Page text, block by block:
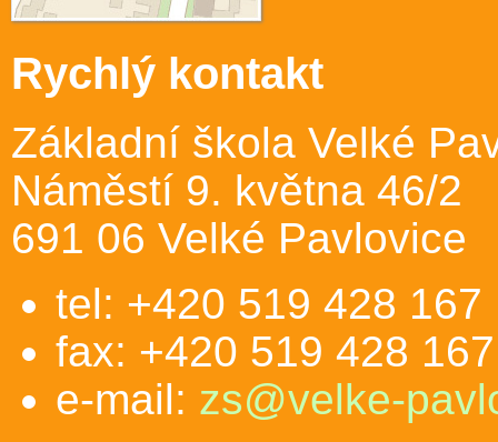
Rychlý kontakt
Základní škola Velké
Náměstí 9. května 46/2
691 06 Velké Pavlovice
tel: +420 519 428 167
fax: +420 519 428 167
e-mail: zs@velke-